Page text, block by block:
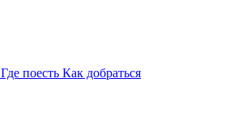
Где поесть Как добраться